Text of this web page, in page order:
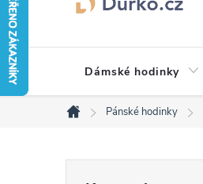
Dámské hodinky
Domů
Pánské hodinky